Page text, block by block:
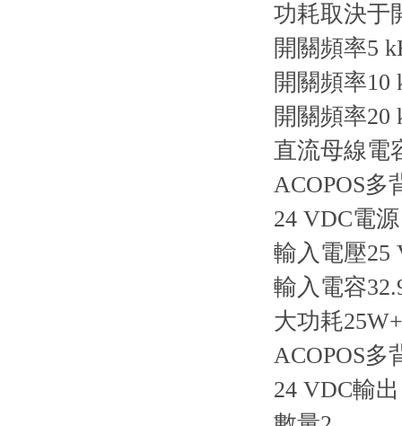
功耗取決于
開關頻率5
開關頻率10
開關頻率20
直流母線電
ACOPOS多
24 VDC電源
輸入電壓25
輸入電容
大功耗
ACOPOS多
24 VDC輸出